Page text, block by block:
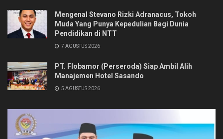
Mengenal Stevano Rizki Adranacus, Tokoh
Muda Yang Punya Kepedulian Bagi Dunia
Pendidikan di NTT
7 AGUSTUS 2026
PT. Flobamor (Perseroda) Siap Ambil Alih
Manajemen Hotel Sasando
5 AGUSTUS 2026